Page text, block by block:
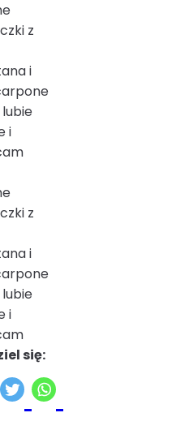
z
i
i
z
i
i
się: